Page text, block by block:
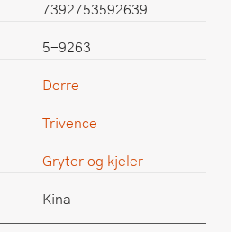
7392753592639
5-9263
Dorre
Trivence
Gryter og kjeler
Kina